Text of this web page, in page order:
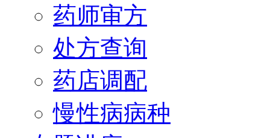
药师审方
处方查询
药店调配
慢性病病种